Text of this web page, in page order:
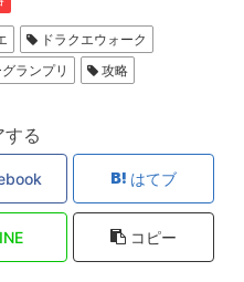
ドラクエウォーク
ランプリ 攻略
する
はてブ
コピー